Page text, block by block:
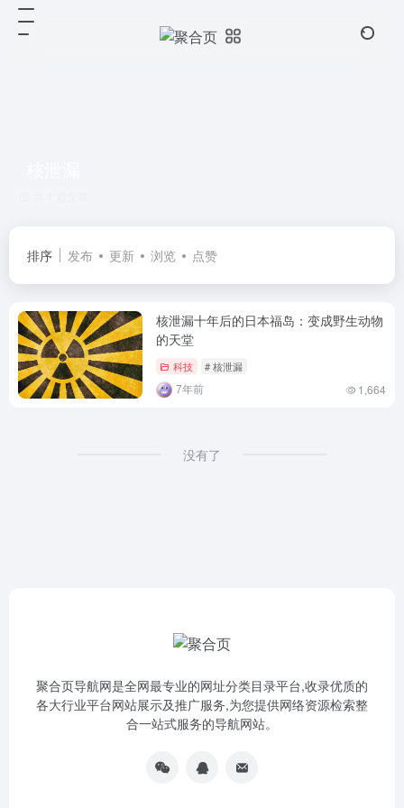
排序 发布 更新 浏览 点赞
核泄漏十年后的日本福岛：变成野生动物
的天堂
科技 # 核泄漏
7年前 1,664
没有了
聚合页导航网是全网最专业的网址分类目录平台,收录优质的
各大行业平台网站展示及推广服务,为您提供网络资源检索整
合一站式服务的导航网站。